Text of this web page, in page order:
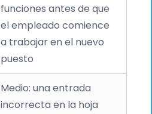
funciones antes de que
el empleado comience
a trabajar en el nuevo
puesto
Medio: una entrada
incorrecta en la hoja